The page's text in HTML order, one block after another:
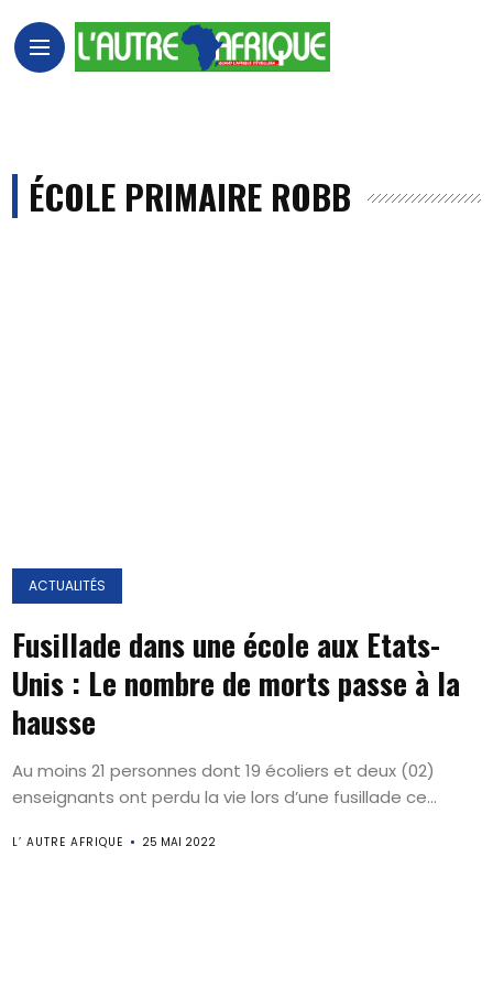
ÉCOLE PRIMAIRE ROBB
ACTUALITÉS
Fusillade dans une école aux Etats-
Unis : Le nombre de morts passe à la
hausse
Au moins 21 personnes dont 19 écoliers et deux (02)
enseignants ont perdu la vie lors d’une fusillade ce...
L’ AUTRE AFRIQUE 25 MAI 2022